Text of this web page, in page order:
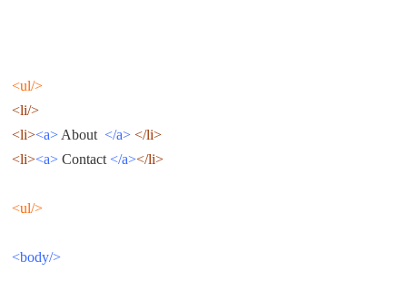
</ul>
</li>
<li>
<a> About </a> </li>
<li>
<a> Contact </a></li>
</ul>
</body>